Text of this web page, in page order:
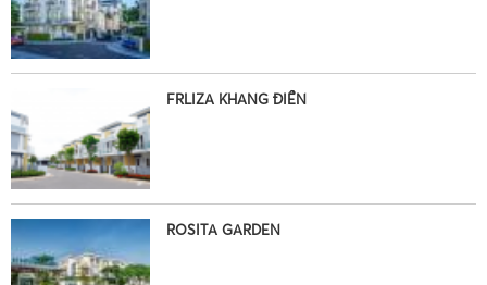
FRLIZA KHANG ĐIỀN
ROSITA GARDEN